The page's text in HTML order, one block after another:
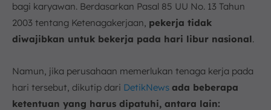
bagi karyawan. Berdasarkan Pasal 85 UU No. 13 Tahun
2003 tentang Ketenagakerjaan, pekerja tidak
diwajibkan untuk bekerja pada hari libur nasional.
Namun, jika perusahaan memerlukan tenaga kerja pada
hari tersebut, dikutip dari DetikNews ada beberapa
ketentuan yang harus dipatuhi, antara lain: